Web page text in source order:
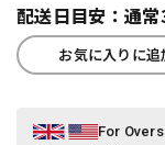
配送日目安：通
お気に入りに追
For